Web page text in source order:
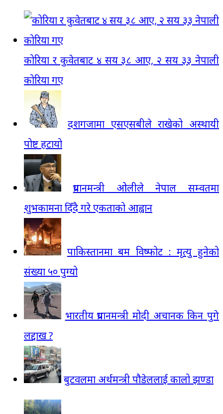
कोरिया र कुवेतबाट ४ सय ३८ आए, २ सय ३३ नेपाली
कोरिया गए
दशगजामा एसएसबीले राखेको अस्थायी
पोष्ट हटायो
प्रधानमन्त्री ओलीले नेपाल सम्वतमा
शुभकामना दिँदै गरे एकताको आह्वान
पाकिस्तानमा बम विष्फोट : मृत्यु हुनेको
संख्या ५० पुग्यो
भारतीय प्रधानमन्त्री मोदी अचानक किन पुगे
लद्दाख ?
बुटवलमा अर्थमन्त्री पौडेललाई कालो झण्डा